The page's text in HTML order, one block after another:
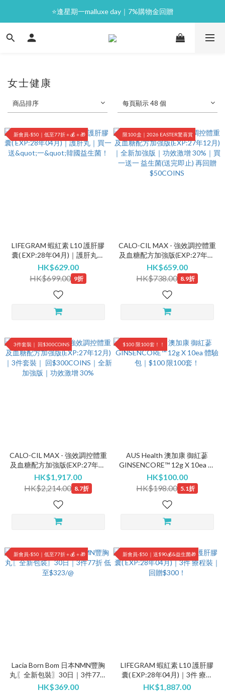
⭐逢星期一malluxe day｜7%購物金回贈
⭐逢星期一malluxe day｜7%購物金回贈
滿$397 即免運費📦 港澳極速配送｜歡迎海外訂購
女士健康
商品排序 每頁顯示 48 個
新會員-$50｜低至77折＋💰＋🎁
LIFEGRAM 蝦紅素 L10 護肝膠
囊( EXP:28年04月)｜護肝丸｜
買一送"一"韓國益生菌！
HK$629.00
HK$699.00 9折
限100盒｜2026 EASTER驚喜賞
CALO-CIL MAX - 強效調控體重
及血糖配方加強版(EXP:27年12
月)｜全新加強版｜功效激增
30%｜買一送一 益生菌(送完即
止) 再回贈$50COINS
HK$659.00
HK$738.00 8.9折
3件套裝｜ 回$300COINS
CALO-CIL MAX - 強效調控體重
及血糖配方加強版(EXP:27年12
月)｜3件套裝｜ 回$300COINS
｜全新加強版｜功效激增 30%
HK$1,917.00
HK$2,214.00 8.7折
$100 限100套！！
AUS Health 澳加康 御紅蔘
GINSENCORE™ 12g X 10ea 體
驗包｜$100 限100套！
HK$100.00
HK$198.00 5.1折
新會員-$50｜低至77折＋💰＋🎁
Lacia Born Bom 日本NMN豐胸
丸〖全新包裝〗30日｜3件77折
低至$323/@
HK$369.00
新會員-$50｜送$90💰&益生菌🎁
LIFEGRAM 蝦紅素 L10 護肝膠
囊( EXP:28年04月)｜3件 療程
裝｜回贈$300！
HK$1,887.00